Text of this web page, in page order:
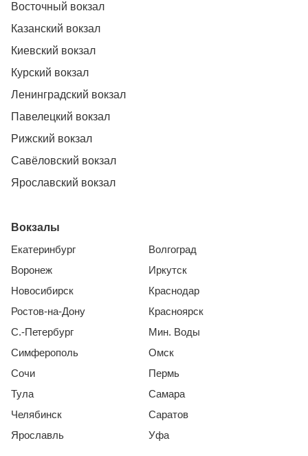
Восточный вокзал
Казанский вокзал
Киевский вокзал
Курский вокзал
Ленинградский вокзал
Павелецкий вокзал
Рижский вокзал
Савёловский вокзал
Ярославский вокзал
Вокзалы
Екатеринбург
Воронеж
Новосибирск
Ростов-на-Дону
С.-Петербург
Симферополь
Сочи
Тула
Челябинск
Ярославль
Волгоград
Иркутск
Краснодар
Красноярск
Мин. Воды
Омск
Пермь
Самара
Саратов
Уфа